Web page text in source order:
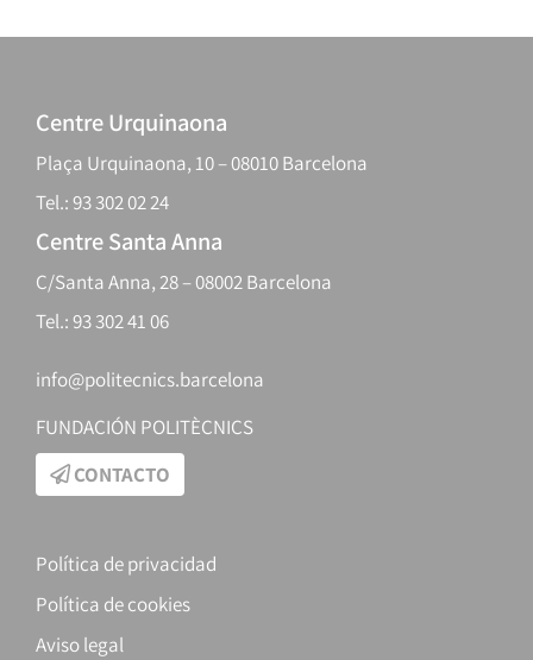
Centre Urquinaona
Plaça Urquinaona, 10 – 08010 Barcelona
Tel.: 93 302 02 24
Centre Santa Anna
C/Santa Anna, 28 – 08002 Barcelona
Tel.: 93 302 41 06
info@politecnics.barcelona
FUNDACIÓN POLITÈCNICS
CONTACTO
Política de privacidad
Política de cookies
Aviso legal